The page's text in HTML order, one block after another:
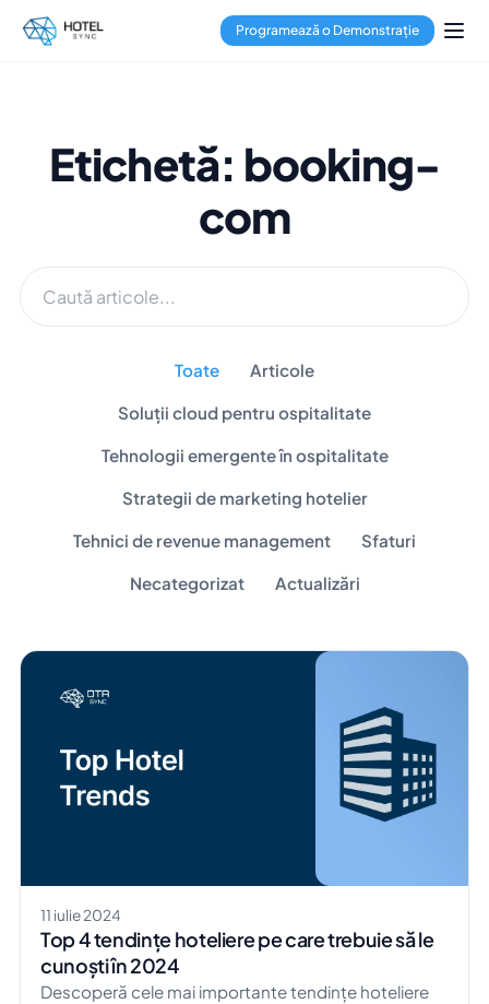
Programează o Demonstrație
Etichetă: booking-
com
Toate Articole
Soluții cloud pentru ospitalitate
Tehnologii emergente în ospitalitate
Strategii de marketing hotelier
Tehnici de revenue management Sfaturi
Necategorizat Actualizări
11 iulie 2024
Top 4 tendințe hoteliere pe care trebuie să le
cunoști în 2024
Descoperă cele mai importante tendințe hoteliere